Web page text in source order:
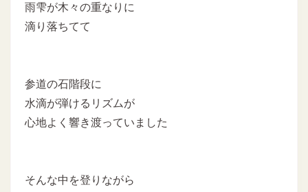
雨雫が木々の重なりに
滴り落ちてて
参道の石階段に
水滴が弾けるリズムが
心地よく響き渡っていました
そんな中を登りながら